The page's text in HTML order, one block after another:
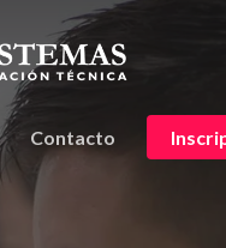
Contacto